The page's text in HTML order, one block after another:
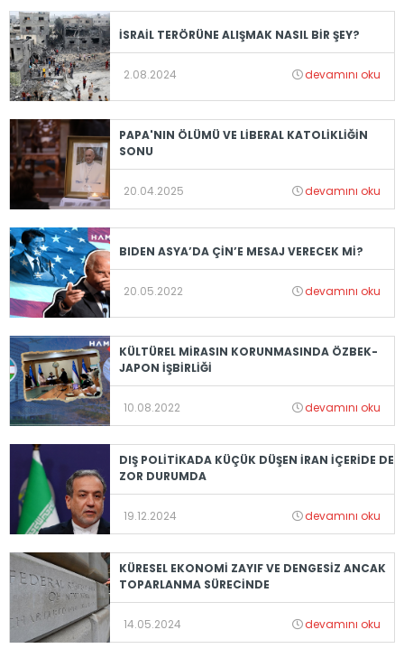
İSRAİL TERÖRÜNE ALIŞMAK NASIL BİR ŞEY?
2.08.2024 devamını oku
PAPA'NIN ÖLÜMÜ VE LİBERAL KATOLİKLİĞİN
SONU
20.04.2025 devamını oku
BIDEN ASYA’DA ÇİN’E MESAJ VERECEK Mİ?
20.05.2022 devamını oku
KÜLTÜREL MİRASIN KORUNMASINDA ÖZBEK-
JAPON İŞBİRLİĞİ
10.08.2022 devamını oku
DIŞ POLİTİKADA KÜÇÜK DÜŞEN İRAN İÇERİDE DE
ZOR DURUMDA
19.12.2024 devamını oku
KÜRESEL EKONOMİ ZAYIF VE DENGESİZ ANCAK
TOPARLANMA SÜRECİNDE
14.05.2024 devamını oku